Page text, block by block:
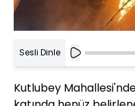
Sesli Dinle
Kutlubey